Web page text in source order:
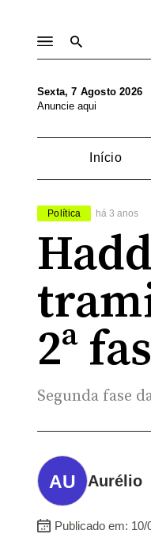
Sexta, 7 Agosto 2026
Anuncie aqui
Início
Política há 3 anos
2ª
Segunda fase
Aurélio
Publicado em: